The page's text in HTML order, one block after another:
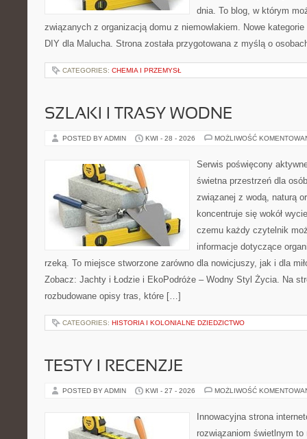
dnia. To blog, w którym
związanych z organizacją domu z niemowlakiem. Nowe
DIY dla Malucha. Strona została przygotowana z myślą o
CATEGORIES: CHEMIA I PRZEMYSŁ
SZLAKI I TRASY WODNE
POSTED BY ADMIN KWI - 28 - 2026 MOŻLIWOŚĆ
Serwis poświęcony
świetna przestrzeń dla
związanej z wodą, naturą
koncentruje się wokół
czemu każdy czytelnik
informacje dotyczące
rzeką. To miejsce stworzone zarówno dla nowicjuszy, jak i dla
Zobacz: Jachty i Łodzie i EkoPodróże – Wodny Styl Życia. Na
rozbudowane opisy tras, które […]
CATEGORIES: HISTORIA I KOLONIALNE DZIEDZICTWO
TESTY I RECENZJE
POSTED BY ADMIN KWI - 27 - 2026 MOŻLIWOŚĆ
Innowacyjna strona
rozwiązaniom świetlnym